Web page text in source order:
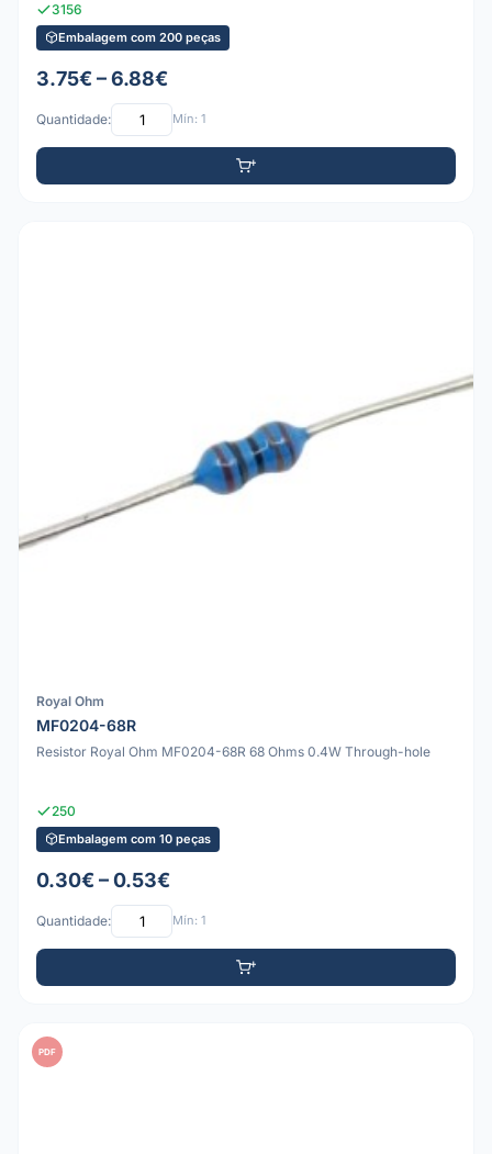
3156
Embalagem com 200 peças
3.75€ – 6.88€
Quantidade: Mín: 1
Royal Ohm
MF0204-68R
Resistor Royal Ohm MF0204-68R 68 Ohms 0.4W Through-hole
250
Embalagem com 10 peças
0.30€ – 0.53€
Quantidade: Mín: 1
PDF